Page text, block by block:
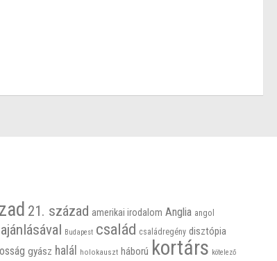
21. század amerikai irodalom Anglia angol
Budapest család családregény disztópia
gyász halál holokauszt háború kortárs kötelező